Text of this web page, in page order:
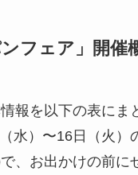
フェア」開催
報を以下の表にま
水）〜16日（火）
、お出かけの前に